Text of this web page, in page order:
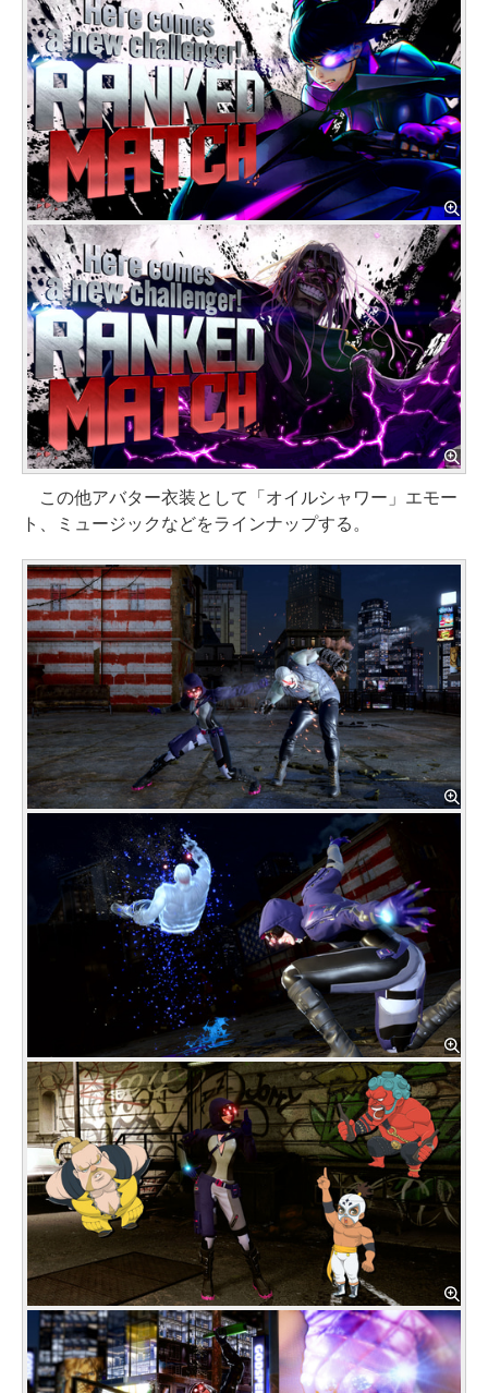
この他アバター衣装として「オイルシャワー」エモー
ト、ミュージックなどをラインナップする。